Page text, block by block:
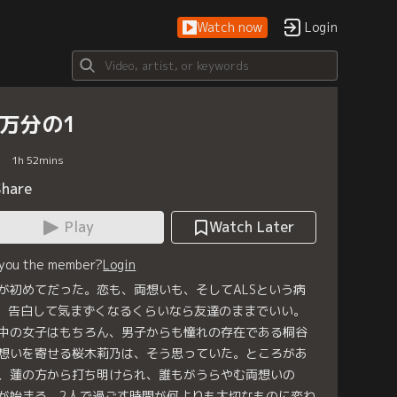
Watch now Login
分の1
1h 52mins
Play
Watch Later
the member?Login
初めてだった。恋も、両想いも、そしてALSという病
告白して気まずくなるくらいなら友達のままでいい。
の女子はもちろん、男子からも憧れの存在である桐谷
いを寄せる桜木莉乃は、そう思っていた。ところがあ
蓮の方から打ち明けられ、誰もがうらやむ両想いの